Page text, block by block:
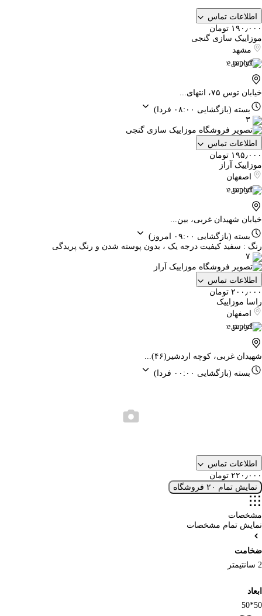
اطلاعات تماس
۱۹۰٫۰۰۰ تومان
موزاییک سازی گنجی
مشهد
گزارش
خیابان توس ۷۵، انتهای...
بسته (بازگشایی ۰۸:۰۰ فردا)
۳
اطلاعات تماس
۱۹۵٫۰۰۰ تومان
موزاییک آراز
اصفهان
گزارش
خیابان شهیدان غربی، بین...
بسته (بازگشایی ۰۹:۰۰ امروز)
رنگ : سفید کیفیت درجه یک ، بدون پوسته شدن و رنگ پریدگی
۷
اطلاعات تماس
۲۰۰٫۰۰۰ تومان
راسا موزاییک
اصفهان
گزارش
شهیدان غربی، کوچه اردشیر(۴۶)...
بسته (بازگشایی ۰۰:۰۰ فردا)
اطلاعات تماس
۲۲۰٫۰۰۰ تومان
نمایش تمام ۲۰ فروشگاه
مشخصات
نمایش تمام مشخصات
ضخامت
2 سانتیمتر
ابعاد
50*50